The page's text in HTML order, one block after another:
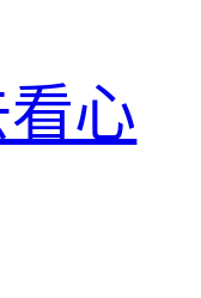
心